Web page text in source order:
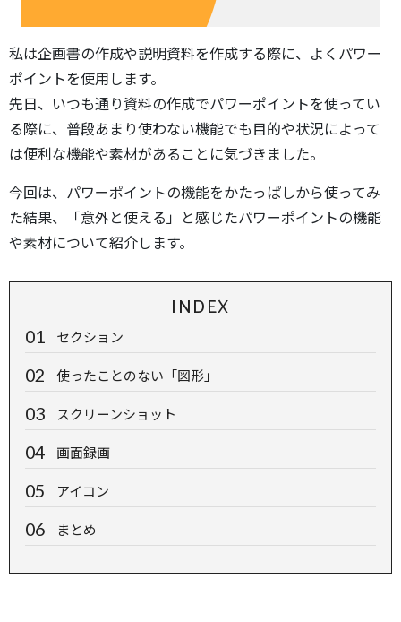
私は企画書の作成や説明資料を作成する際に、よくパワー
ポイントを使用します。
先日、いつも通り資料の作成でパワーポイントを使ってい
る際に、普段あまり使わない機能でも目的や状況によって
は便利な機能や素材があることに気づきました。
今回は、パワーポイントの機能をかたっぱしから使ってみ
た結果、「意外と使える」と感じたパワーポイントの機能
や素材について紹介します。
INDEX
セクション
使ったことのない「図形」
スクリーンショット
画面録画
アイコン
まとめ